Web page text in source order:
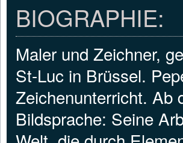
BIOGRAPHIE:
Maler und Zeichner,
St-Luc in Brüssel.
Zeichenunterricht. Ab
Bildsprache: Seine